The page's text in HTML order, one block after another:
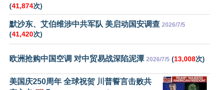
(41,874次)
默沙东、艾伯维涉中共军队 美启动国安调查 2026/7/5
(41,420次)
欧洲抢购中国空调 对中贸易战深陷泥潭 2026/7/5 (13,008次)
美国庆250周年 全球祝贺 川普誓言击败共